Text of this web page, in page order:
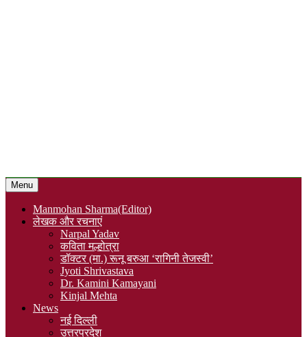
Menu
Manmohan Sharma(Editor)
लेखक और रचनाएं
Narpal Yadav
कविता मल्होत्रा
डॉक्टर (मा.) रूनू बरुआ ‘रागिनी तेजस्वी’
Jyoti Shrivastava
Dr. Kamini Kamayani
Kinjal Mehta
News
नई दिल्ली
उत्तरप्रदेश